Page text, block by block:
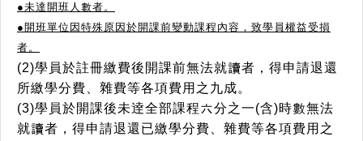
●未達開班人數者。
● 開班單位因特殊原因於開課前變動課程內容，致學員權益受損
者。
(2)學員於註冊繳費後開課前無法就讀者，得申請退還
所繳學分費、雜費等各項費用之九成。
(3)學員於開課後未逹全部課程六分之一(含)時數無法
就讀者，得申請退還已繳學分費、雜費等各項費用之